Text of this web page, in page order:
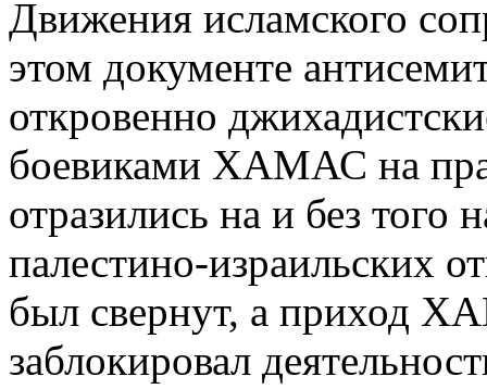
Движения исламского
этом документе
откровенно
боевиками ХАМАС на
отразились на и без того
палестино-израильских
был свернут, а приход
заблокировал